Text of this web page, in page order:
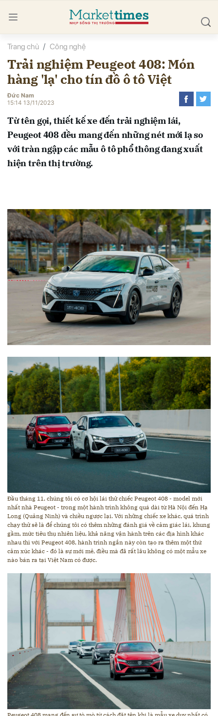
Trang chủ Công nghệ
Trải nghiệm Peugeot 408: Món
hàng 'lạ' cho tín đồ ô tô Việt
Đức Nam
15:14 13/11/2023
Từ tên gọi, thiết kế xe đến trải nghiệm lái,
Peugeot 408 đều mang đến những nét mới lạ so
với tràn ngập các mẫu ô tô phổ thông đang xuất
hiện trên thị trường.
Đầu tháng 11, chúng tôi có cơ hội lái thử chiếc Peugeot 408 - model mới
nhất nhà Peugeot - trong một hành trình không quá dài từ Hà Nội đến Hạ
Long (Quảng Ninh) và chiều ngược lại. Với những chiếc xe khác, quá trình
chạy thử sẽ là để chúng tôi có thêm những đánh giá về cảm giác lái, khung
gầm, mức tiêu thụ nhiên liệu, khả năng vận hành trên các địa hình khác
nhau thì với Peugeot 408, hành trình ngắn này còn tạo ra thêm một thứ
cảm xúc khác - đó là sự mới mẻ, điều mà đã rất lâu không có một mẫu xe
nào bán ra tại Việt Nam có được.
luận
Hủy